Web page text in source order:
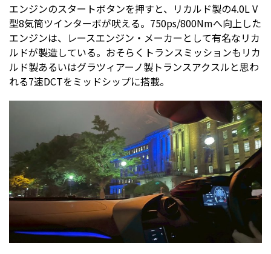
エンジンのスタートボタンを押すと、リカルド製の4.0L V
型8気筒ツインターボが吠える。750ps/800Nmへ向上した
エンジンは、レースエンジン・メーカーとして有名なリカ
ルドが製造している。おそらくトランスミッションもリカ
ルド製あるいはグラツィアーノ製トランスアクスルと思わ
れる7速DCTをミッドシップに搭載。